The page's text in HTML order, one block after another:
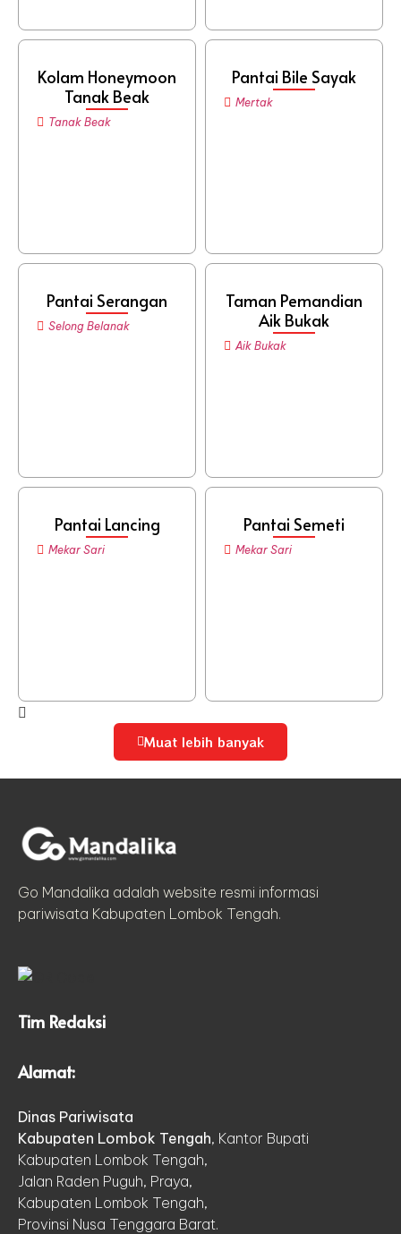
Kolam Honeymoon
Tanak Beak
Tanak Beak
Pantai Bile Sayak
Mertak
Pantai Serangan
Selong Belanak
Taman Pemandian
Aik Bukak
Aik Bukak
Pantai Lancing
Mekar Sari
Pantai Semeti
Mekar Sari
Muat lebih banyak
Go Mandalika adalah website resmi informasi
pariwisata Kabupaten Lombok Tengah.
Tim Redaksi
Alamat:
Dinas Pariwisata
Kabupaten Lombok Tengah, Kantor Bupati
Kabupaten Lombok Tengah,
Jalan Raden Puguh, Praya,
Kabupaten Lombok Tengah,
Provinsi Nusa Tenggara Barat.